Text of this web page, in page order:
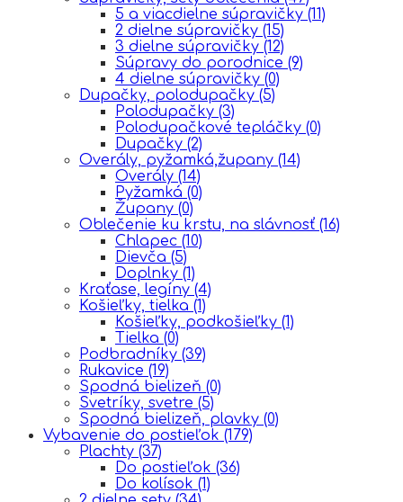
5 a viacdielne súpravičky (11)
2 dielne súpravičky (15)
3 dielne súpravičky (12)
Súpravy do porodnice (9)
4 dielne súpravičky (0)
Dupačky, polodupačky (5)
Polodupačky (3)
Polodupačkové tepláčky (0)
Dupačky (2)
Overály, pyžamká,župany (14)
Overály (14)
Pyžamká (0)
Župany (0)
Oblečenie ku krstu, na slávnosť (16)
Chlapec (10)
Dievča (5)
Doplnky (1)
Kraťase, legíny (4)
Košieľky, tielka (1)
Košieľky, podkošieľky (1)
Tielka (0)
Podbradníky (39)
Rukavice (19)
Spodná bielizeň (0)
Svetríky, svetre (5)
Spodná bielizeň, plavky (0)
Vybavenie do postieľok (179)
Plachty (37)
Do postieľok (36)
Do kolísok (1)